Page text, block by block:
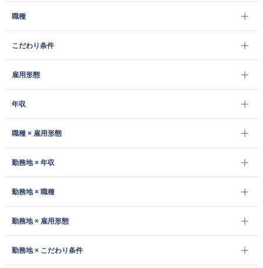
職種
こだわり条件
雇用形態
年収
職種 × 雇用形態
勤務地 × 年収
勤務地 × 職種
勤務地 × 雇用形態
勤務地 × こだわり条件